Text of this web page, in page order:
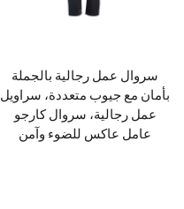
سروال عمل رجالية بالجملة
بأمان مع جيوب متعددة، سراويل
عمل رجالية، سروال كارجو
عامل عاكس للضوء وآمن